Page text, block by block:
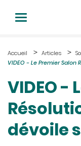
Accueil Articles
VIDEO - Le Premier
VIDEO -
dévoile